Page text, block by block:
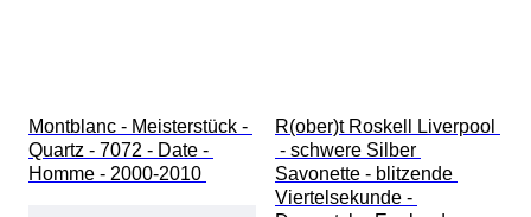
Montblanc - Meisterstück -
Quartz - 7072 - Date -
Homme - 2000-2010
R(ober)t Roskell Liverpool
- schwere Silber
Savonette - blitzende
Viertelsekunde -